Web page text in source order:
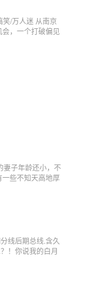
笑/万人迷 从南京
，一个打破偏见
个冠军，我相
，我们都是彼
钟意✘许
“有些事只
，但我会用行
男主就不放了，
也会写，生活也
，男主们和女主
妻子年龄还小，不
些不知天高地厚
女文勿上升真
喜欢她😋 〖参
线后期总线.含久
！你说我的白月
低谷期的他们。